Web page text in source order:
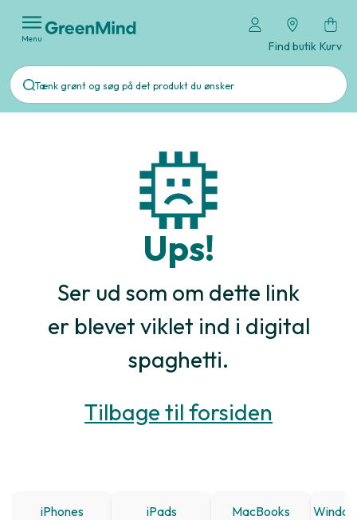
Menu
Find butik Kurv
Ups!
Ser ud som om dette link
er blevet viklet ind i digital
spaghetti.
Tilbage til forsiden
iPhones iPads MacBooks